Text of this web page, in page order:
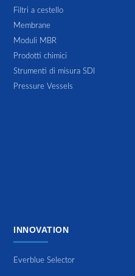
Filtri a cestello
Membrane
Moduli MBR
Prodotti chimici
Strumenti di misura SDI
Pressure Vessels
INNOVATION
Everblue Selector